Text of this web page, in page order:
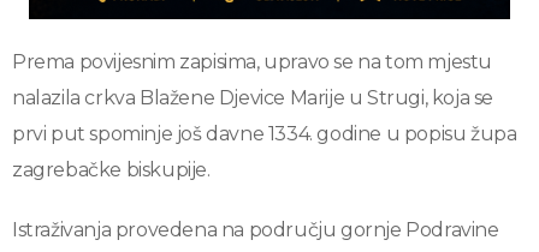
Prema povijesnim zapisima, upravo se na tom mjestu
nalazila crkva Blažene Djevice Marije u Strugi, koja se
prvi put spominje još davne 1334. godine u popisu župa
zagrebačke biskupije.
Istraživanja provedena na području gornje Podravine